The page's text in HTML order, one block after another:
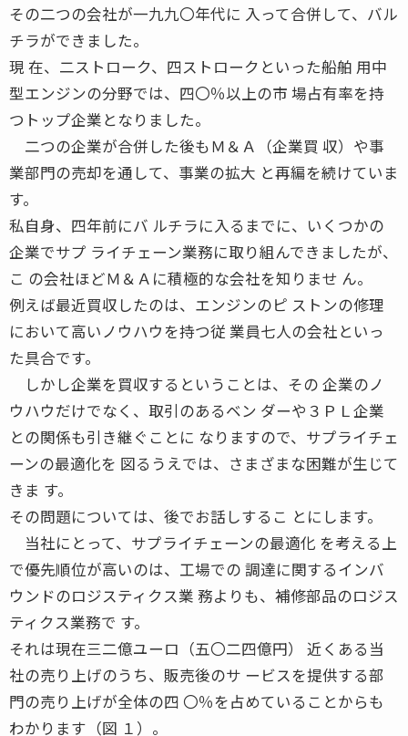
その二つの会社が一九九〇年代に 入って合併して、バル
チラができました。
現 在、二ストローク、四ストロークといった船舶 用中
型エンジンの分野では、四〇％以上の市 場占有率を持
つトップ企業となりました。
二つの企業が合併した後もＭ＆Ａ（企業買 収）や事
業部門の売却を通して、事業の拡大 と再編を続けていま
す。
私自身、四年前にバ ルチラに入るまでに、いくつかの
企業でサプ ライチェーン業務に取り組んできましたが、
こ の会社ほどＭ＆Ａに積極的な会社を知りませ ん。
例えば最近買収したのは、エンジンのピ ストンの修理
において高いノウハウを持つ従 業員七人の会社といっ
た具合です。
しかし企業を買収するということは、その 企業のノ
ウハウだけでなく、取引のあるベン ダーや３ＰＬ企業
との関係も引き継ぐことに なりますので、サプライチェ
ーンの最適化を 図るうえでは、さまざまな困難が生じて
きま す。
その問題については、後でお話しするこ とにします。
当社にとって、サプライチェーンの最適化 を考える上
で優先順位が高いのは、工場での 調達に関するインバ
ウンドのロジスティクス業 務よりも、補修部品のロジス
ティクス業務で す。
それは現在三二億ユーロ（五〇二四億円） 近くある当
社の売り上げのうち、販売後のサ ービスを提供する部
門の売り上げが全体の四 〇％を占めていることからも
わかります（図 １）。